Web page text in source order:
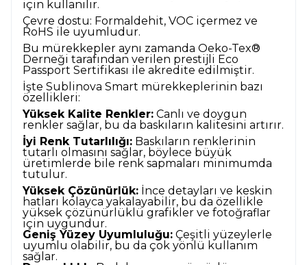
için kullanılır.
Çevre dostu: Formaldehit, VOC içermez ve
RoHS ile uyumludur.
Bu mürekkepler aynı zamanda Oeko-Tex®
Derneği tarafından verilen prestijli Eco
Passport Sertifikası ile akredite edilmiştir.
İşte Sublinova Smart mürekkeplerinin bazı
özellikleri:
Yüksek Kalite Renkler: Canlı ve doygun
renkler sağlar, bu da baskıların kalitesini artırır.
İyi Renk Tutarlılığı: Baskıların renklerinin
tutarlı olmasını sağlar, böylece büyük
üretimlerde bile renk sapmaları minimumda
tutulur.
Yüksek Çözünürlük: İnce detayları ve keskin
hatları kolayca yakalayabilir, bu da özellikle
yüksek çözünürlüklü grafikler ve fotoğraflar
için uygundur.
Geniş Yüzey Uyumluluğu: Çeşitli yüzeylerle
uyumlu olabilir, bu da çok yönlü kullanım
sağlar.